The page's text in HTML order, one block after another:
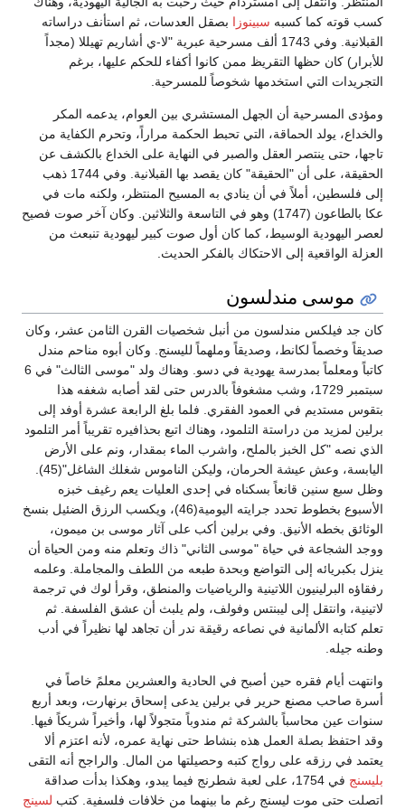
كسب قوته كما كسبه سبينوزا بصقل العدسات، ثم استأنف دراساته
القبلانية. وفي 1743 ألف مسرحية عبرية "لا-ي أشاريم تهيللا (مجداً
للأبرار) كان حظها التقريظ ممن كانوا أكفاء للحكم عليها، برغم
التجريدات التي استخدمها شخوصاً للمسرحية.
ومؤدى المسرحية أن الجهل المستشري بين العوام، يدعمه المكر
والخداع، يولد الحماقة، التي تحبط الحكمة مراراً، وتحرم الكفاية من
تاجها، حتى ينتصر العقل والصبر في النهاية على الخداع بالكشف عن
الحقيقة، على أن "الحقيقة" كان يقصد بها القبلانية. وفي 1744 ذهب
إلى فلسطين، أملاً في أن ينادي به المسيح المنتظر، ولكنه مات في
عكا بالطاعون (1747) وهو في التاسعة والثلاثين. وكان آخر صوت فصيح
لعصر اليهودية الوسيط، كما كان أول صوت كبير ليهودية تنبعث من
العزلة الواقعية إلى الاحتكاك بالفكر الحديث.
موسى مندلسون
كان جد فيلكس مندلسون من أنبل شخصيات القرن الثامن عشر، وكان
صديقاً وخصماً لكانط، وصديقاً وملهماً لليسنج. وكان أبوه مناحم مندل
كاتباً ومعلماً بمدرسة يهودية في دسو. وهناك ولد "موسى الثالث" في 6
سبتمبر 1729، وشب مشغوفاً بالدرس حتى لقد أصابه شغفه هذا
بتقوس مستديم في العمود الفقري. فلما بلغ الرابعة عشرة أوفد إلى
برلين لمزيد من دراستة التلمود، وهناك اتبع بحذافيره تقريباً أمر التلمود
الذي نصه "كل الخبز بالملح، واشرب الماء بمقدار، ونم على الأرض
اليابسة، وعش عيشة الحرمان، وليكن الناموس شغلك الشاغل"(45).
وظل سبع سنين قانعاً بسكناه في إحدى العليات يعم رغيف خبزه
الأسبوع بخطوط تحدد جرايته اليومية(46)، ويكسب الرزق الضئيل بنسخ
الوثائق بخطه الأنيق. وفي برلين أكب على آثار موسى بن ميمون،
ووجد الشجاعة في حياة "موسى الثاني" ذاك وتعلم منه ومن الحياة أن
ينزل بكبريائه إلى التواضع وبحدة طبعه من اللطف والمجاملة. وعلمه
رفقاؤه البرلينيون اللاتينية والرياضيات والمنطق، وقرأ لوك في ترجمة
لاتينية، وانتقل إلى ليبنتس وفولف، ولم يلبث أن عشق الفلسفة. ثم
تعلم كتابه الألمانية في نصاعه رقيقة ندر أن تجاهد لها نظيراً في أدب
وطنه جيله.
وانتهت أيام فقره حين أصبح في الحادية والعشرين معلمً خاصاً في
أسرة صاحب مصنع حرير في برلين يدعى إسحاق برنهارت، وبعد أربع
سنوات عين محاسباً بالشركة ثم مندوباً متجولاً لها، وأخيراً شريكاً فيها.
وقد احتفظ بصلة العمل هذه بنشاط حتى نهاية عمره، لأنه اعتزم ألا
يعتمد في رزقه على رواج كتبه وحصيلتها من المال. والراجح أنه التقى
بليسنج
في 1754، على لعبة شطرنج فيما يبدو، وهكذا بدأت صداقة
اتصلت حتى موت ليسنج رغم ما بينهما من خلافات فلسفية. كتب لسينج